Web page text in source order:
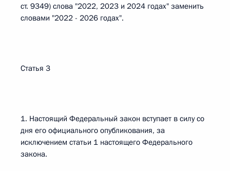
ст. 9349) слова "2022, 2023 и 2024 годах" заменить
словами "2022 - 2026 годах".
Статья 3
1. Настоящий Федеральный закон вступает в силу со
дня его официального опубликования, за
исключением статьи 1 настоящего Федерального
закона.